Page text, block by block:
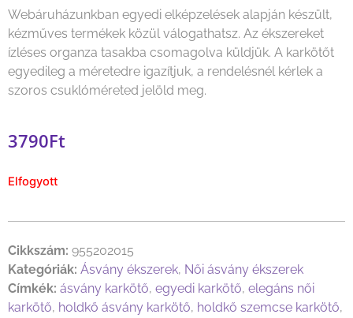
Webáruházunkban egyedi elképzelések alapján készült,
kézműves termékek közül válogathatsz. Az ékszereket
ízléses organza tasakba csomagolva küldjük. A karkötőt
egyedileg a méretedre igazítjuk, a rendelésnél kérlek a
szoros csuklóméreted jelöld meg.
3790Ft
Elfogyott
Cikkszám: 955202015
Kategóriák: Ásvány ékszerek, Női ásvány ékszerek
Címkék: ásvány karkötő, egyedi karkötő, elegáns női
karkötő, holdkő ásvány karkötő, holdkő szemcse karkötő,